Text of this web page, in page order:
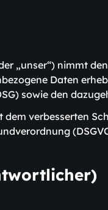
„unser“) nimmt
Daten
sowie den
verbesserten